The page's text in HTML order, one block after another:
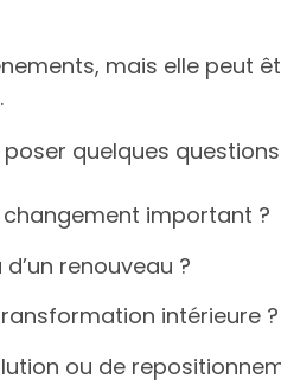
mais elle peut
quelques
important ?
renouveau ?
intérieure ?
ou de